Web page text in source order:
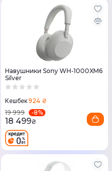
Навушники Sony WH-1000XM6
Silver
Кешбек924 ₴
19 999
-8%
18 499₴